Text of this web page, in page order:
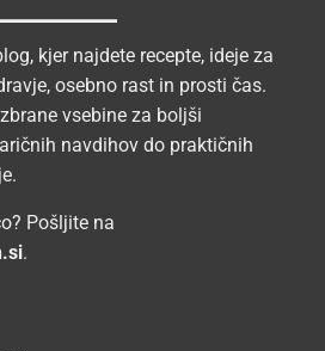
kjer najdete recepte, ideje za
osebno rast in prosti čas.
vsebine za boljši
navdihov do praktičnih
Pošljite na
.